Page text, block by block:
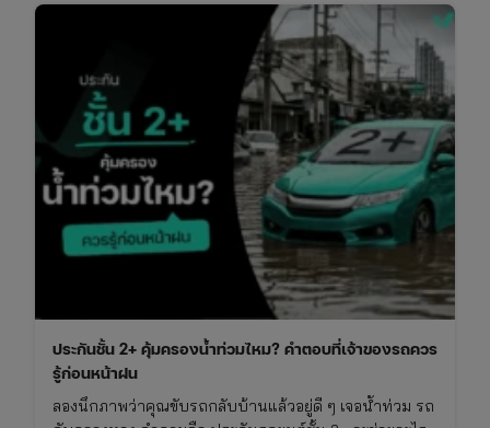
ประกันชั้น 2+ คุ้มครองน้ำท่วมไหม? คำตอบที่เจ้าของรถควร
รู้ก่อนหน้าฝน
ลองนึกภาพว่าคุณขับรถกลับบ้านแล้วอยู่ดี ๆ เจอน้ำท่วม รถ